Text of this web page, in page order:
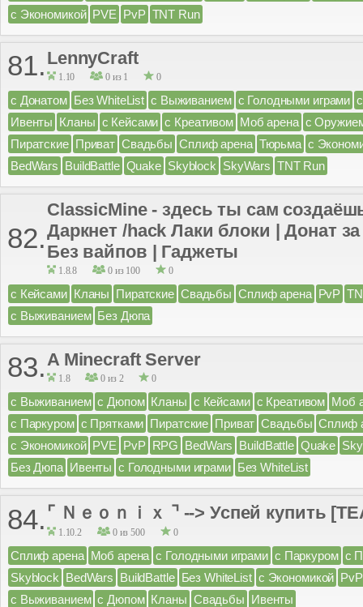
с Экономикой PVE PvP TNT Run
81. LennyCraft
1.10 0 из 1 0
с Донатом Без WhiteList с Выживанием с Голодными играми
Ивенты Кланы с Кейсами с Креативом Моб арена с
Пиратские Приват Свадьбы Сплиф арена Тюрьма с
BedWars BuildBattle Quake Skyblock SkyWars TNT Run
82.
ClassicMine - здесь ты сам
Даркнет /hack Лаки блоки | Донат
Без вайпов | Гаджеты
1.8.8 0 из 100 0
с Кейсами Кланы Пиратские Свадьбы Сплиф арена PvP
с Выживанием Без Дюпа
83.A Minecraft Server
1.8 0 из 2 0
с Выживанием с Дюпом Кланы с Кейсами с Креативом Моб
с Паркуром с Прятками Пиратские Приват Свадьбы Сплиф
с Экономикой PVE PvP RPG BedWars BuildBattle Quake
Без Дюпа Ивенты с Голодными играми Без WhiteList
84. ⌜ Ｎｅｏｎｉｘ ⌝ --> Успей купить
1.10.2 0 из 500 0
Сплиф арена Моб арена с Голодными играми с Паркуром с
Skyblock BedWars BuildBattle Без WhiteList с Экономикой PvP
с Выживанием с Дюпом Кланы Свадьбы Ивенты